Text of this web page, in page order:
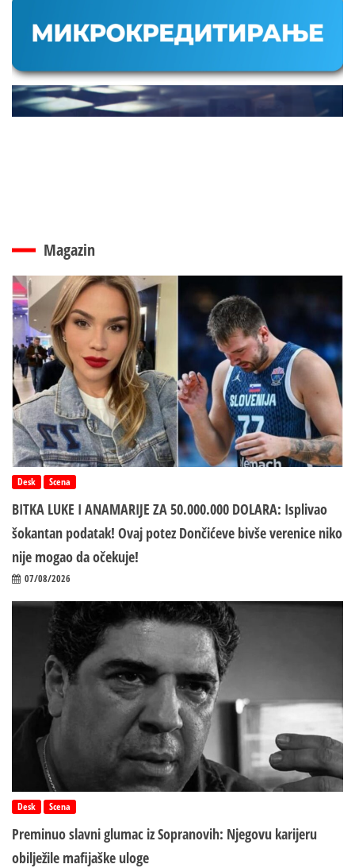
Magazin
Desk Scena
BITKA LUKE I ANAMARIJE ZA 50.000.000 DOLARA: Isplivao
šokantan podatak! Ovaj potez Dončićeve bivše verenice niko
nije mogao da očekuje!
07/08/2026
Desk Scena
Preminuo slavni glumac iz Sopranovih: Njegovu karijeru
obilježile mafijaške uloge